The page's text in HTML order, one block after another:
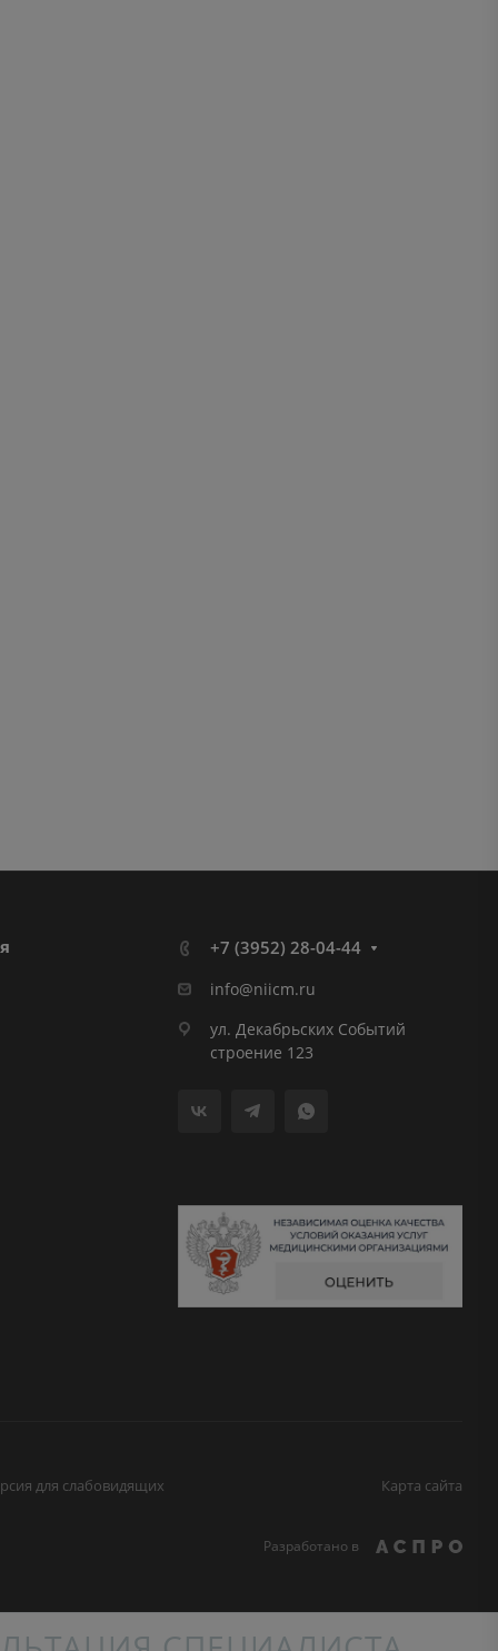
+7 (3952) 28-04-44
info@niicm.ru
ул. Декабрьских Событий
строение 123
для слабовидящих Карта сайта
Разработано в